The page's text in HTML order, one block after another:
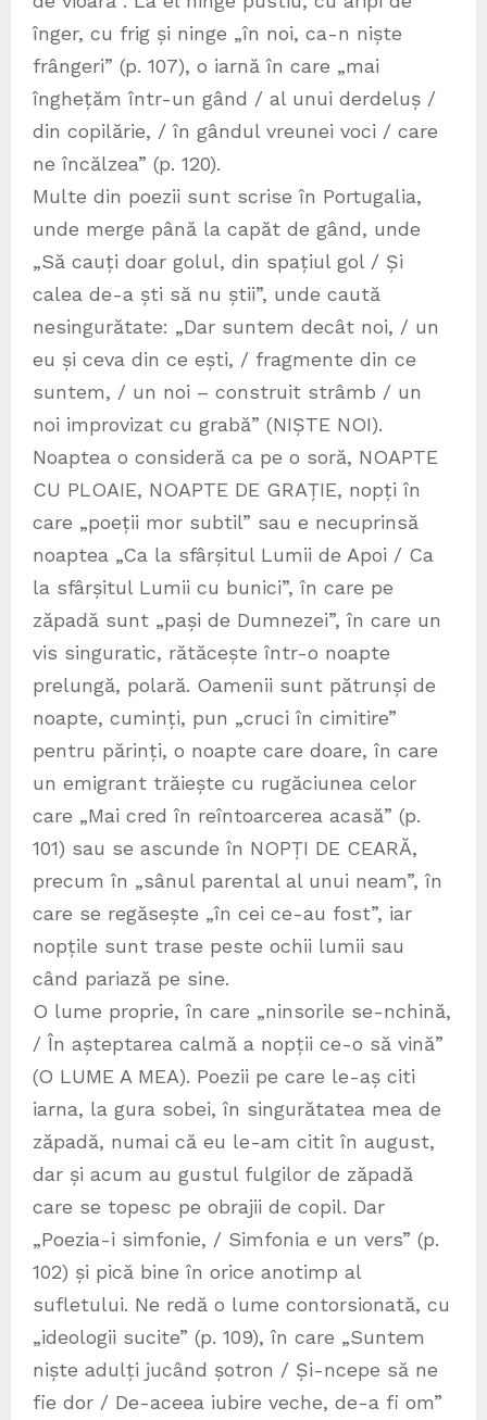
înger, cu frig și ninge „în noi, ca-n niște
frângeri” (p. 107), o iarnă în care „mai
înghețăm într-un gând / al unui derdeluș /
din copilărie, / în gândul vreunei voci / care
ne încălzea” (p. 120).
Multe din poezii sunt scrise în Portugalia,
unde merge până la capăt de gând, unde
„Să cauți doar golul, din spațiul gol / Și
calea de-a ști să nu știi”, unde caută
nesingurătate: „Dar suntem decât noi, / un
eu și ceva din ce ești, / fragmente din ce
suntem, / un noi – construit strâmb / un
noi improvizat cu grabă” (NIȘTE NOI).
Noaptea o consideră ca pe o soră, NOAPTE
CU PLOAIE, NOAPTE DE GRAȚIE, nopți în
care „poeții mor subtil” sau e necuprinsă
noaptea „Ca la sfârșitul Lumii de Apoi / Ca
la sfârșitul Lumii cu bunici”, în care pe
zăpadă sunt „pași de Dumnezei”, în care un
vis singuratic, rătăcește într-o noapte
prelungă, polară. Oamenii sunt pătrunși de
noapte, cuminți, pun „cruci în cimitire”
pentru părinți, o noapte care doare, în care
un emigrant trăiește cu rugăciunea celor
care „Mai cred în reîntoarcerea acasă” (p.
101) sau se ascunde în NOPȚI DE CEARĂ,
precum în „sânul parental al unui neam”, în
care se regăsește „în cei ce-au fost”, iar
nopțile sunt trase peste ochii lumii sau
când pariază pe sine.
O lume proprie, în care „ninsorile se-nchină,
/ În așteptarea calmă a nopții ce-o să vină”
(O LUME A MEA). Poezii pe care le-aș citi
iarna, la gura sobei, în singurătatea mea de
zăpadă, numai că eu le-am citit în august,
dar și acum au gustul fulgilor de zăpadă
care se topesc pe obrajii de copil. Dar
„Poezia-i simfonie, / Simfonia e un vers” (p.
102) și pică bine în orice anotimp al
sufletului. Ne redă o lume contorsionată, cu
„ideologii sucite” (p. 109), în care „Suntem
niște adulți jucând șotron / Și-ncepe să ne
fie dor / De-aceea iubire veche, de-a fi om”